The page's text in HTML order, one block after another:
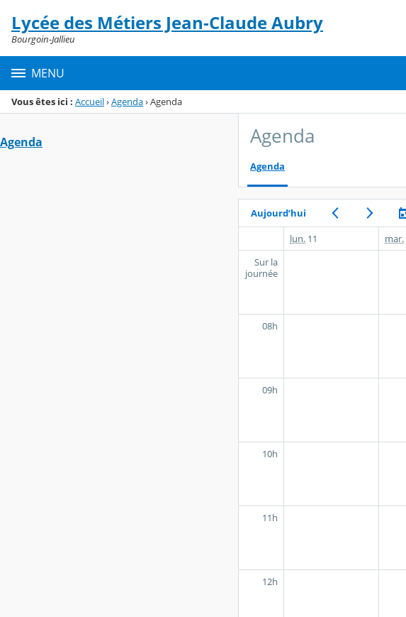
Menu de la rubrique
Contenu
Lycée des Métiers Jean-Claude Aubry
Bourgoin-Jallieu
MENU
Vous êtes ici : Accueil›Agenda›Agenda
Agenda Agenda
Agenda
Aujourd’hui
lun. 11 mar.
Sur la
journée
08h
09h
10h
11h
12h